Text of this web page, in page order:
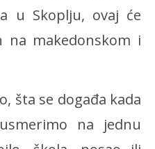
u Skoplju, ovaj će
na makedonskom i
šta se događa kada
na jednu